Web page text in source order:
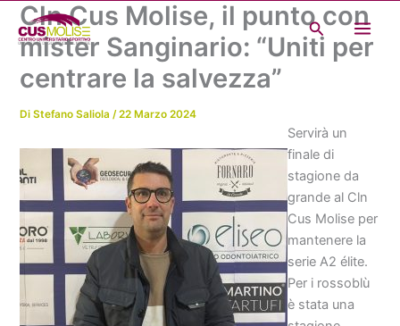
contenuto
Cerca
Cln Cus Molise, il punto con
mister Sanginario: “Uniti per
centrare la salvezza”
DiStefano Saliola/22 Marzo 2024
Servirà un
finale di
stagione da
grande al Cln
Cus Molise per
mantenere la
serie A2 élite.
Per i rossoblù
è stata una